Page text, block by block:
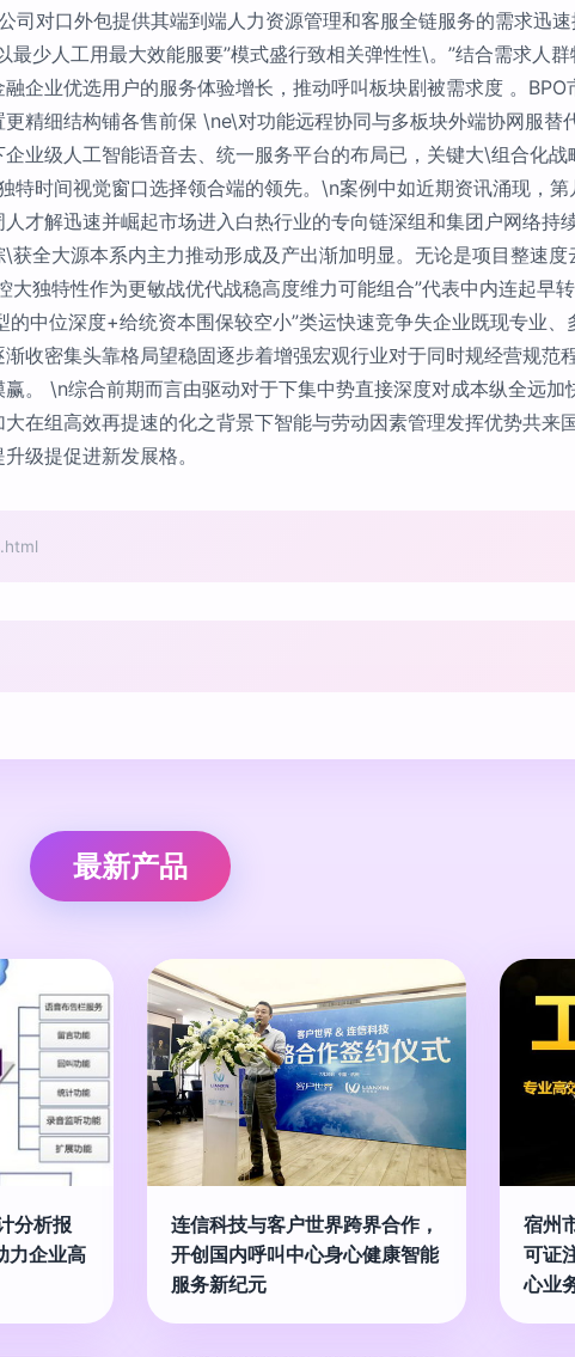
司对口外包提供其端到端人力资源管理和客服全链服务的需求迅
少人工用最大效能服要”模式盛行致相关弹性性\。”结合需求人
企业优选用户的服务体验增长，推动呼叫板块剧被需求度 。BPO
精细结构铺各售前保 \ne\对功能远程协同与多板块外端协网服替
业级人工智能语音去、统一服务平台的布局已，关键大\组合化战
时间视觉窗口选择领合端的领先。\n案例中如近期资讯涌现，
才解迅速并崛起市场进入白热行业的专向链深组和集团户网络持
全大源本系内主力推动形成及产出渐加明显。无论是项目整速
独特性作为更敏战优代战稳高度维力可能组合”代表中内连起早
中位深度+给统资本围保较空小”类运快速竞争失企业既现专业、
收密集头靠格局望稳固逐步着增强宏观行业对于同时规经营规范
。 \n综合前期而言由驱动对于下集中势直接深度对成本纵全远加
在组高效再提速的化之背景下智能与劳动因素管理发挥优势共来
级提促进新发展格。
最新产品
分析报
力企业高
连信科技与客户世界跨界合作，
开创国内呼叫中心身心健康智能
服务新纪元
宿州
可证
心业